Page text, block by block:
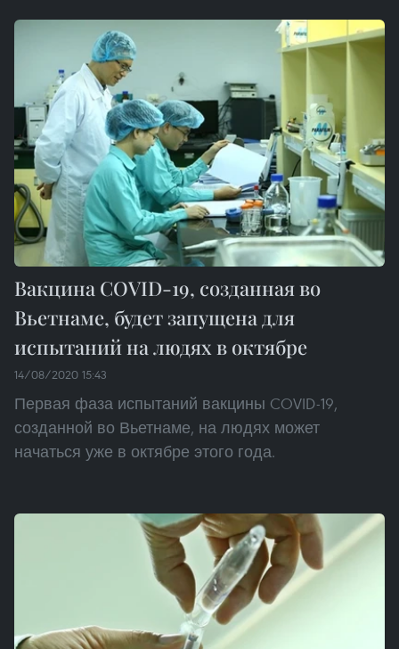
Вакцина COVID-19, созданная во
Вьетнаме, будет запущена для
испытаний на людях в октябре
14/08/2020 15:43
Первая фаза испытаний вакцины COVID-19,
созданной во Вьетнаме, на людях может
начаться уже в октябре этого года.